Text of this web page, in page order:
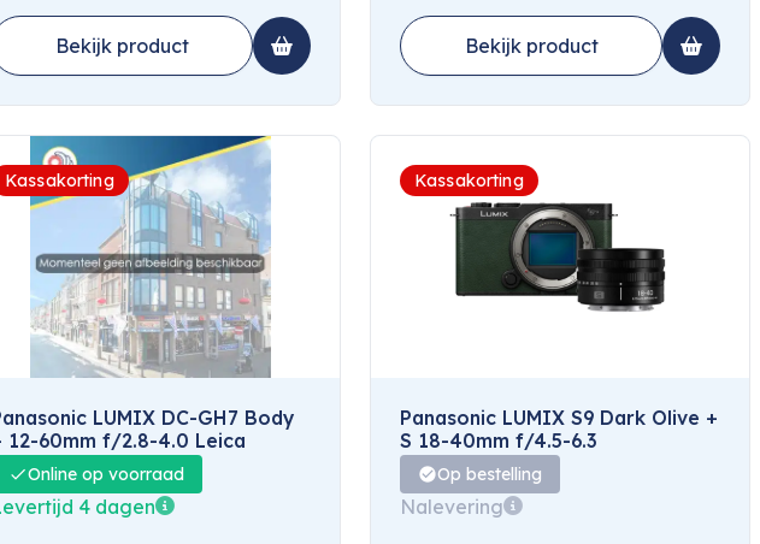
Bekijk product Bekijk product
Kassakorting
LUMIX DC-GH7 Body
12-60mm f/2.8-4.0 Leica
Online op voorraad
4 dagen
Kassakorting
Panasonic LUMIX S9 Dark Olive +
S 18-40mm f/4.5-6.3
Op bestelling
Nalevering